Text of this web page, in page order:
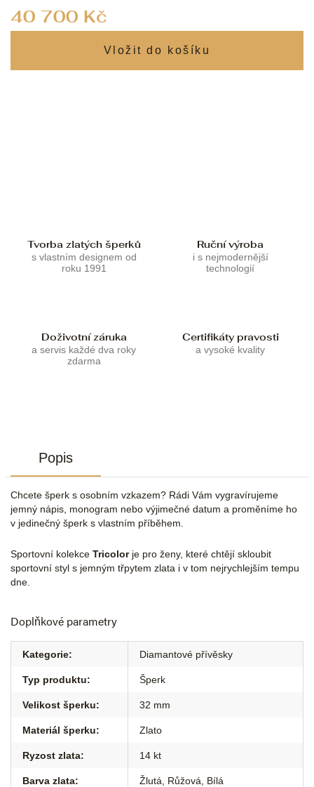
40 700 Kč
Tvorba zlatých šperků
s vlastním designem od
roku 1991
Ruční výroba
i s nejmodernější
technologií
Doživotní záruka
a servis každé dva roky
zdarma
Certifikáty pravosti
a vysoké kvality
Popis
Chcete šperk s osobním vzkazem? Rádi Vám vygravírujeme
jemný nápis, monogram nebo výjimečné datum a proměníme ho
v jedinečný šperk s vlastním příběhem.
Sportovní kolekce Tricolorje pro ženy, které chtějí skloubit
sportovní styl s jemným třpytem zlata i v tom nejrychlejším tempu
dne.
Doplňkové parametry
Kategorie: Diamantové přívěsky
Typ produktu: Šperk
Velikost šperku: 32 mm
Materiál šperku: Zlato
Ryzost zlata: 14 kt
Barva zlata: Žlutá Růžová Bílá